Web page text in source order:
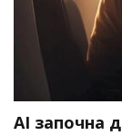
AI започна